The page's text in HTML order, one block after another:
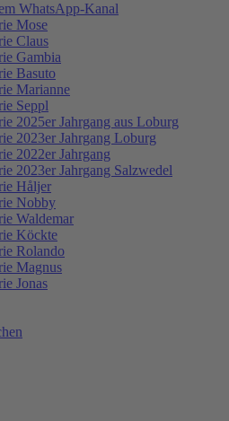
WhatsApp-Kanal
Mose
Claus
Gambia
Basuto
Marianne
Seppl
2025er Jahrgang aus Loburg
2023er Jahrgang Loburg
2022er Jahrgang
2023er Jahrgang Salzwedel
Håljer
Nobby
Waldemar
Köckte
Rolando
Magnus
Jonas